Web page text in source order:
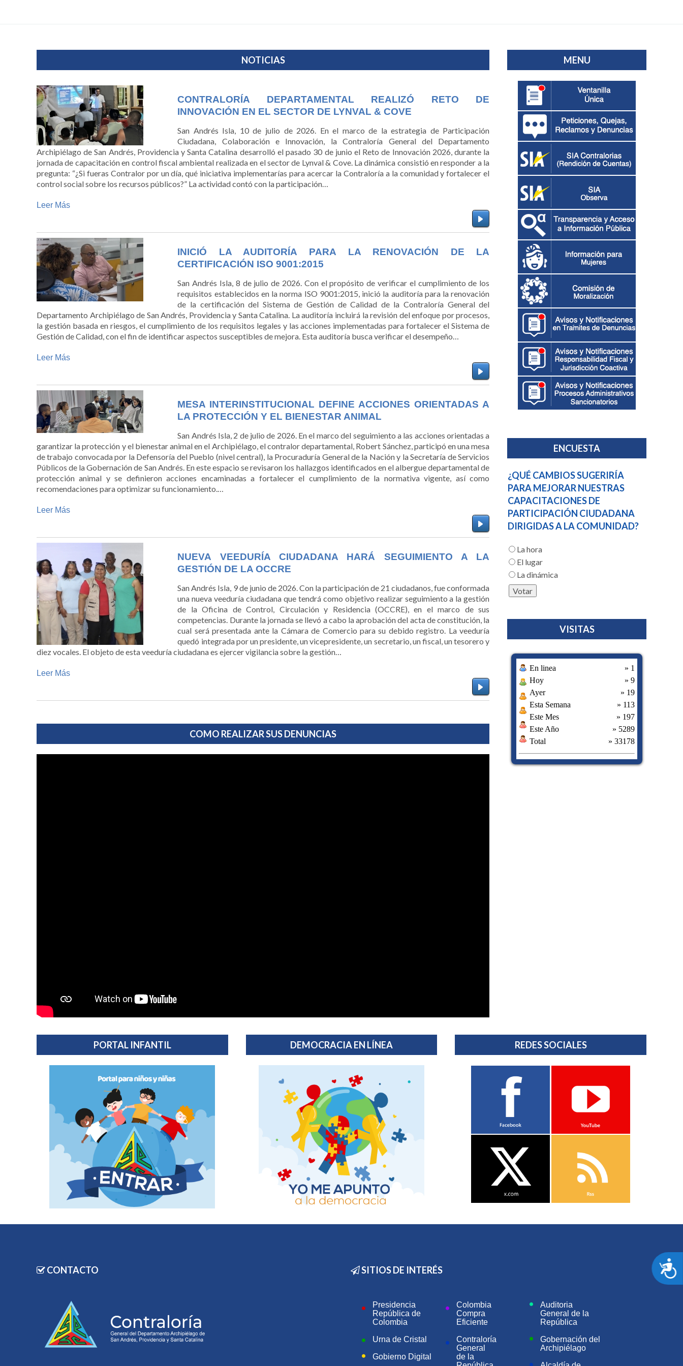
NOTICIAS
CONTRALORÍA DEPARTAMENTAL REALIZÓ RETO DE
INNOVACIÓN EN EL SECTOR DE LYNVAL & COVE
San Andrés Isla, 10 de julio de 2026. En el marco de la estrategia de Participación
Ciudadana, Colaboración e Innovación, la Contraloría General del Departamento
Archipiélago de San Andrés, Providencia y Santa Catalina desarrolló el pasado 30 de junio el Reto de Innovación 2026, durante la
jornada de capacitación en control fiscal ambiental realizada en el sector de Lynval & Cove. La dinámica consistió en responder a la
pregunta: “¿Si fueras Contralor por un día, qué iniciativa implementarías para acercar la Contraloría a la comunidad y fortalecer el
control social sobre los recursos públicos?” La actividad contó con la participación…
Leer Más
INICIÓ LA AUDITORÍA PARA LA RENOVACIÓN DE LA
CERTIFICACIÓN ISO 9001:2015
San Andrés Isla, 8 de julio de 2026. Con el propósito de verificar el cumplimiento de los
requisitos establecidos en la norma ISO 9001:2015, inició la auditoría para la renovación
de la certificación del Sistema de Gestión de Calidad de la Contraloría General del
Departamento Archipiélago de San Andrés, Providencia y Santa Catalina. La auditoría incluirá la revisión del enfoque por procesos,
la gestión basada en riesgos, el cumplimiento de los requisitos legales y las acciones implementadas para fortalecer el Sistema de
Gestión de Calidad, con el fin de identificar aspectos susceptibles de mejora. Esta auditoría busca verificar el desempeño…
Leer Más
MESA INTERINSTITUCIONAL DEFINE ACCIONES ORIENTADAS A
LA PROTECCIÓN Y EL BIENESTAR ANIMAL
San Andrés Isla, 2 de julio de 2026. En el marco del seguimiento a las acciones orientadas a
garantizar la protección y el bienestar animal en el Archipiélago, el contralor departamental, Robert Sánchez, participó en una mesa
de trabajo convocada por la Defensoría del Pueblo (nivel central), la Procuraduría General de la Nación y la Secretaría de Servicios
Públicos de la Gobernación de San Andrés. En este espacio se revisaron los hallazgos identificados en el albergue departamental de
protección animal y se definieron acciones encaminadas a fortalecer el cumplimiento de la normativa vigente, así como
recomendaciones para optimizar su funcionamiento.…
Leer Más
NUEVA VEEDURÍA CIUDADANA HARÁ SEGUIMIENTO A LA
GESTIÓN DE LA OCCRE
San Andrés Isla, 9 de junio de 2026. Con la participación de 21 ciudadanos, fue conformada
una nueva veeduría ciudadana que tendrá como objetivo realizar seguimiento a la gestión
de la Oficina de Control, Circulación y Residencia (OCCRE), en el marco de sus
competencias. Durante la jornada se llevó a cabo la aprobación del acta de constitución, la
cual será presentada ante la Cámara de Comercio para su debido registro. La veeduría
quedó integrada por un presidente, un vicepresidente, un secretario, un fiscal, un tesorero y
diez vocales. El objeto de esta veeduría ciudadana es ejercer vigilancia sobre la gestión…
Leer Más
COMO REALIZAR SUS DENUNCIAS
MENU
ENCUESTA
¿QUÉ CAMBIOS SUGERIRÍA
PARA MEJORAR NUESTRAS
CAPACITACIONES DE
PARTICIPACIÓN CIUDADANA
DIRIGIDAS A LA COMUNIDAD?
La hora
El lugar
La dinámica
VISITAS
PORTAL INFANTIL DEMOCRACIA EN LÍNEA REDES SOCIALES
CONTACTO SITIOS DE INTERÉS
Presidencia
República de
Colombia
Urna de Cristal
Gobierno Digital
Colombia
Compra
Eficiente
Contraloría
General
de la
Auditoria
General de la
República
Gobernación del
Archipiélago